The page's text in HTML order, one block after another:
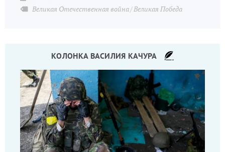
Великая Отечественная война Великая Победа
КОЛОНКА ВАСИЛИЯ КАЧУРА